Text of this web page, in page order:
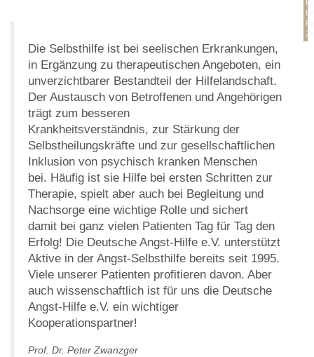
Die Selbsthilfe ist bei seelischen Erkrankungen,
in Ergänzung zu therapeutischen Angeboten, ein
unverzichtbarer Bestandteil der Hilfelandschaft.
Der Austausch von Betroffenen und Angehörigen
trägt zum besseren
Krankheitsverständnis, zur Stärkung der
Selbstheilungskräfte und zur gesellschaftlichen
Inklusion von psychisch kranken Menschen
bei. Häufig ist sie Hilfe bei ersten Schritten zur
Therapie, spielt aber auch bei Begleitung und
Nachsorge eine wichtige Rolle und sichert
damit bei ganz vielen Patienten Tag für Tag den
Erfolg! Die Deutsche Angst-Hilfe e.V. unterstützt
Aktive in der Angst-Selbsthilfe bereits seit 1995.
Viele unserer Patienten profitieren davon. Aber
auch wissenschaftlich ist für uns die Deutsche
Angst-Hilfe e.V. ein wichtiger
Kooperationspartner!
Prof. Dr. Peter Zwanzger